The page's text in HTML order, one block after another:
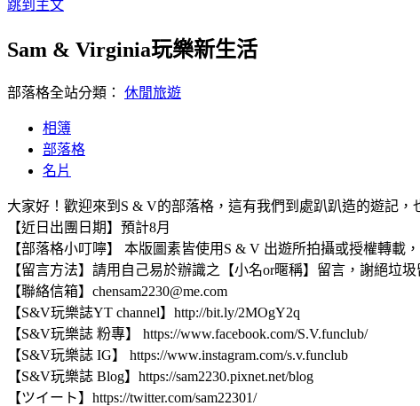
跳到主文
Sam & Virginia玩樂新生活
部落格全站分類： 休閒旅遊
相簿
部落格
名片
大家好！歡迎來到S & V的部落格，這有我們到處趴趴造的遊記
【近日出團日期】預計8月
【部落格小叮嚀】 本版圖素皆使用S & V 出遊所拍攝或授權轉載
【留言方法】請用自己易於辦識之【小名or暱稱】留言，謝絕垃
【聯絡信箱】chensam2230@me.com
【S&V玩樂誌YT channel】http://bit.ly/2MOgY2q
【S&V玩樂誌 粉專】 https://www.facebook.com/S.V.funclub/
【S&V玩樂誌 IG】 https://www.instagram.com/s.v.funclub
【S&V玩樂誌 Blog】https://sam2230.pixnet.net/blog
【ツイート】https://twitter.com/sam22301/